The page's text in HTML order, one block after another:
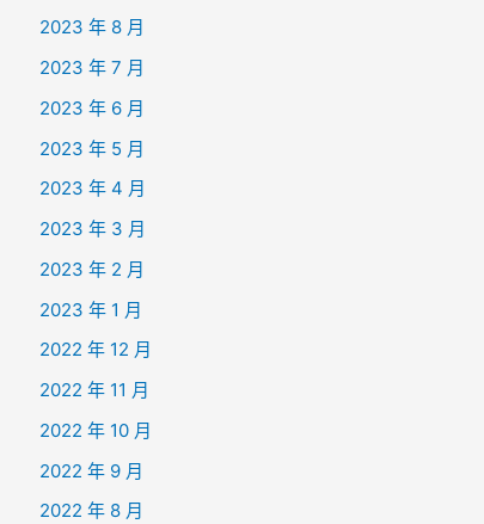
2023 年 8 月
2023 年 7 月
2023 年 6 月
2023 年 5 月
2023 年 4 月
2023 年 3 月
2023 年 2 月
2023 年 1 月
2022 年 12 月
2022 年 11 月
2022 年 10 月
2022 年 9 月
2022 年 8 月